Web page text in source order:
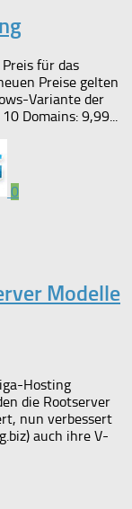
für das
Preise gelten
Variante der
Domains: 9,99...
0
Modelle
Hosting
die Rootserver
nun verbessert
auch ihre V-